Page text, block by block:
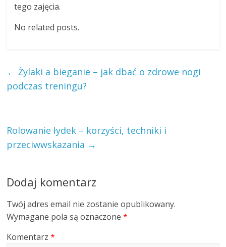
tego zajęcia.
No related posts.
← Żylaki a bieganie – jak dbać o zdrowe nogi
podczas treningu?
Rolowanie łydek – korzyści, techniki i
przeciwwskazania →
Dodaj komentarz
Twój adres email nie zostanie opublikowany.
Wymagane pola są oznaczone*
Komentarz*